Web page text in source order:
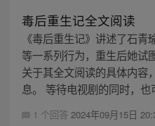
毒后重生记全文阅读
《毒后重生记》讲述了石
等一系列行为，重生后她试
关于其全文阅读的具体内容
息。 等待电视剧的同时，
1 个回答 2024年09月15日